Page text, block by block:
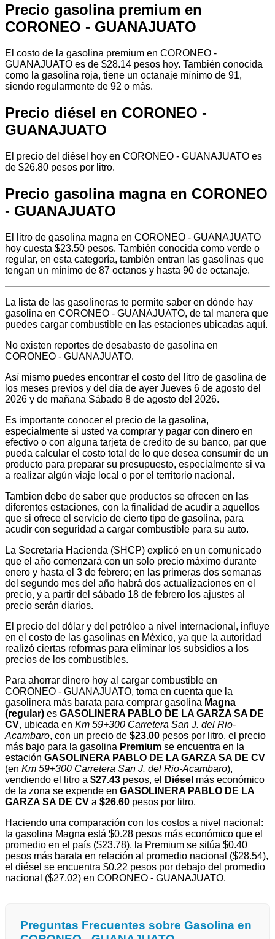
Precio gasolina premium en
CORONEO - GUANAJUATO
El costo de la gasolina premium en CORONEO -
GUANAJUATO es de $28.14 pesos hoy. También conocida
como la gasolina roja, tiene un octanaje mínimo de 91,
siendo regularmente de 92 o más.
Precio diésel en CORONEO -
GUANAJUATO
El precio del diésel hoy en CORONEO - GUANAJUATO es
de $26.80 pesos por litro.
Precio gasolina magna en CORONEO
- GUANAJUATO
El litro de gasolina magna en CORONEO - GUANAJUATO
hoy cuesta $23.50 pesos. También conocida como verde o
regular, en esta categoría, también entran las gasolinas que
tengan un mínimo de 87 octanos y hasta 90 de octanaje.
La lista de las gasolineras te permite saber en dónde hay
gasolina en CORONEO - GUANAJUATO, de tal manera que
puedes cargar combustible en las estaciones ubicadas aquí.
No existen reportes de desabasto de gasolina en
CORONEO - GUANAJUATO.
Así mismo puedes encontrar el costo del litro de gasolina de
los meses previos y del día de ayer Jueves 6 de agosto del
2026 y de mañana Sábado 8 de agosto del 2026.
Es importante conocer el precio de la gasolina,
especialmente si usted va comprar y pagar con dinero en
efectivo o con alguna tarjeta de credito de su banco, par que
pueda calcular el costo total de lo que desea consumir de un
producto para preparar su presupuesto, especialmente si va
a realizar algún viaje local o por el territorio nacional.
Tambien debe de saber que productos se ofrecen en las
diferentes estaciones, con la finalidad de acudir a aquellos
que si ofrece el servicio de cierto tipo de gasolina, para
acudir con seguridad a cargar combustible para su auto.
La Secretaria Hacienda (SHCP) explicó en un comunicado
que el año comenzará con un solo precio máximo durante
enero y hasta el 3 de febrero; en las primeras dos semanas
del segundo mes del año habrá dos actualizaciones en el
precio, y a partir del sábado 18 de febrero los ajustes al
precio serán diarios.
El precio del dólar y del petróleo a nivel internacional, influye
en el costo de las gasolinas en México, ya que la autoridad
realizó ciertas reformas para eliminar los subsidios a los
precios de los combustibles.
Para ahorrar dinero hoy al cargar combustible en
CORONEO - GUANAJUATO, toma en cuenta que la
gasolinera más barata para comprar gasolina Magna
(regular) es GASOLINERA PABLO DE LA GARZA SA DE
CV, ubicada en Km 59+300 Carretera San J. del Rio-
Acambaro, con un precio de $23.00 pesos por litro, el precio
más bajo para la gasolina Premium se encuentra en la
estación GASOLINERA PABLO DE LA GARZA SA DE CV
(en Km 59+300 Carretera San J. del Rio-Acambaro),
vendiendo el litro a $27.43 pesos, el Diésel más económico
de la zona se expende en GASOLINERA PABLO DE LA
GARZA SA DE CV a $26.60 pesos por litro.
Haciendo una comparación con los costos a nivel nacional:
la gasolina Magna está $0.28 pesos más económico que el
promedio en el país ($23.78), la Premium se sitúa $0.40
pesos más barata en relación al promedio nacional ($28.54),
el diésel se encuentra $0.22 pesos por debajo del promedio
nacional ($27.02) en CORONEO - GUANAJUATO.
Preguntas Frecuentes sobre Gasolina en